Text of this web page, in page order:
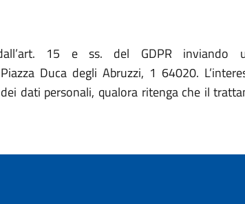
15 e ss. del GDPR inviando
Duca degli Abruzzi, 1 64020.
dati personali, qualora ritenga che il